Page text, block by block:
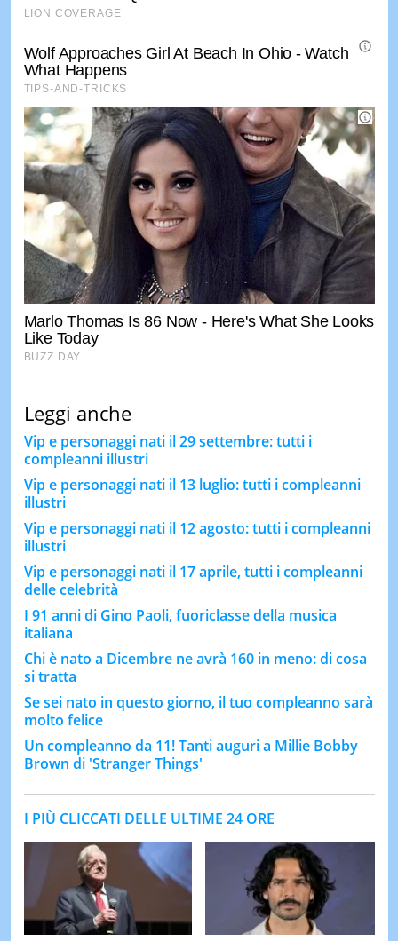
Leggi anche
Vip e personaggi nati il 29 settembre: tutti i
compleanni illustri
Vip e personaggi nati il 13 luglio: tutti i compleanni
illustri
Vip e personaggi nati il 12 agosto: tutti i compleanni
illustri
Vip e personaggi nati il 17 aprile, tutti i compleanni
delle celebrità
I 91 anni di Gino Paoli, fuoriclasse della musica
italiana
Chi è nato a Dicembre ne avrà 160 in meno: di cosa
si tratta
Se sei nato in questo giorno, il tuo compleanno sarà
molto felice
Un compleanno da 11! Tanti auguri a Millie Bobby
Brown di 'Stranger Things'
I PIÙ CLICCATI DELLE ULTIME 24 ORE